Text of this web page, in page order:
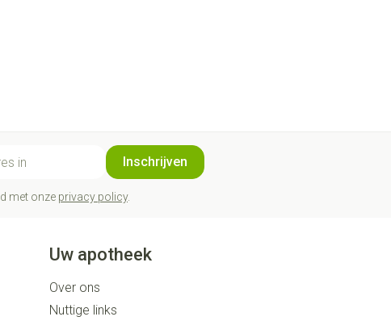
Inschrijven
met onze privacy policy.
Uw apotheek
Over ons
Nuttige links